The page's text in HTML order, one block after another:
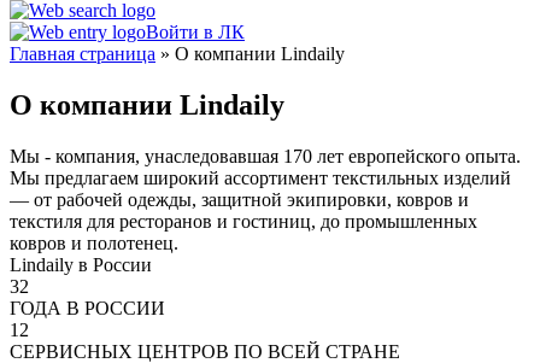
Войти в ЛК
Главная страница » О компании Lindaily
О компании Lindaily
Мы - компания, унаследовавшая 170 лет европейского опыта.
Мы предлагаем широкий ассортимент текстильных изделий
— от рабочей одежды, защитной экипировки, ковров и
текстиля для ресторанов и гостиниц, до промышленных
ковров и полотенец.
Lindaily в России
32
ГОДА В РОССИИ
12
СЕРВИСНЫХ ЦЕНТРОВ ПО ВСЕЙ СТРАНЕ